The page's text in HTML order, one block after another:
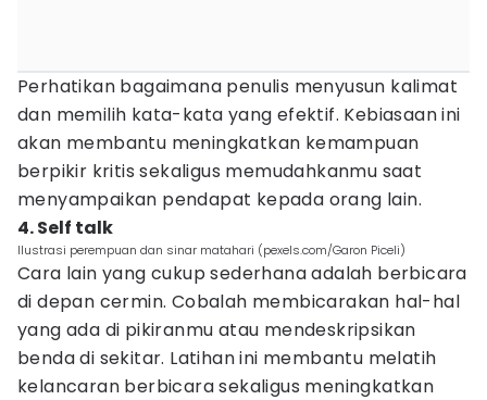
Perhatikan bagaimana penulis menyusun kalimat
dan memilih kata-kata yang efektif. Kebiasaan ini
akan membantu meningkatkan kemampuan
berpikir kritis sekaligus memudahkanmu saat
menyampaikan pendapat kepada orang lain.
4. Self talk
Ilustrasi perempuan dan sinar matahari (pexels.com/Garon Piceli)
Cara lain yang cukup sederhana adalah berbicara
di depan cermin. Cobalah membicarakan hal-hal
yang ada di pikiranmu atau mendeskripsikan
benda di sekitar. Latihan ini membantu melatih
kelancaran berbicara sekaligus meningkatkan